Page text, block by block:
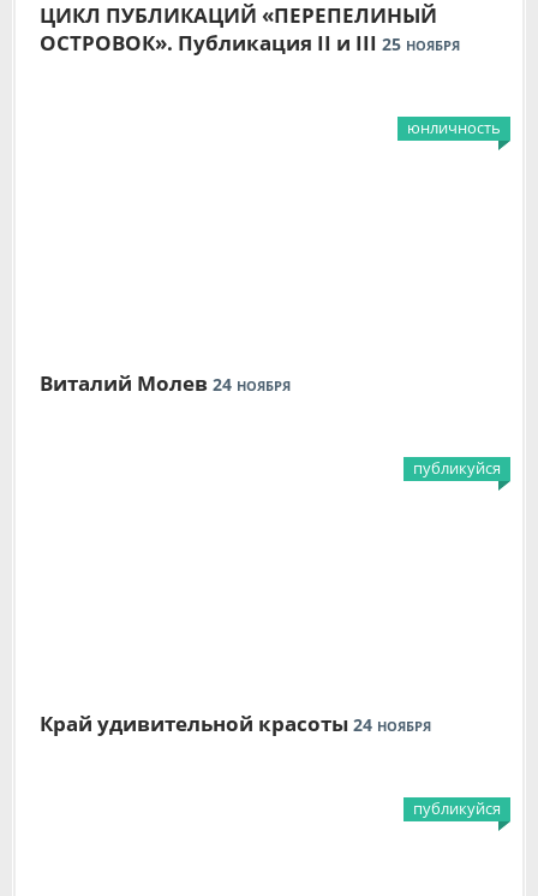
ЦИКЛ ПУБЛИКАЦИЙ «ПЕРЕПЕЛИНЫЙ
ОСТРОВОК». Публикация II и III 25 НОЯБРЯ
юнличность
Виталий Молев 24 НОЯБРЯ
публикуйся
Край удивительной красоты 24 НОЯБРЯ
публикуйся